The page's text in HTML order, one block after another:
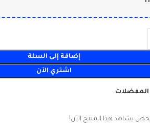
إضافة إلى السلة
اشتري الآن
يشاهد هذا المنتج الآن!